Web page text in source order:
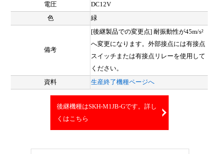
電圧
DC12V
色
緑
備考
[後継製品での変更点] 耐振動性が45m/s²
へ変更になります。外部接点には有接点
スイッチまたは有接点リレーを使用して
ください。
資料
生産終了機種ページへ
後継機種はSKH-M1JB-Gです。詳し
くはこちら